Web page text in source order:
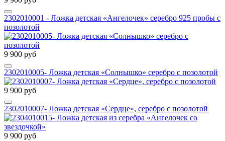
2302010001 - Ложка детская «Ангелочек» серебро 925 пробы с
позолотой
9 900 руб
2302010005- Ложка детская «Солнышко» серебро с позолотой
9 900 руб
2302010007- Ложка детская «Сердце», серебро с позолотой
9 900 руб